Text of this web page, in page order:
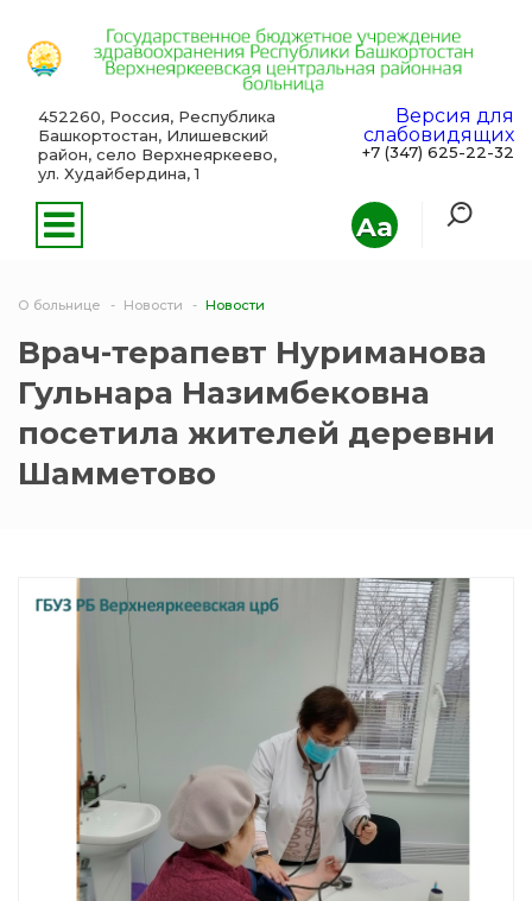
Aa
452260, Россия, Республика
Башкортостан, Илишевский
район, село Верхнеяркеево,
ул. Худайбердина, 1
Версия для
слабовидящих
+7 (347) 625-22-32
О больнице Новости Новости
Врач-терапевт Нуриманова
Гульнара Назимбековна
посетила жителей деревни
Шамметово